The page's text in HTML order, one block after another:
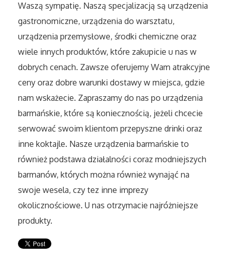
Odzież
Sport
Elektronika, RTV, AGD
Ogród, Rośliny
Chemia
Art. Spożywcze
Waszą sympatię. Naszą specjalizacją są urządzenia
gastronomiczne, urządzenia do warsztatu,
urządzenia przemysłowe, środki chemiczne oraz
wiele innych produktów, które zakupicie u nas w
dobrych cenach. Zawsze oferujemy Wam atrakcyjne
ceny oraz dobre warunki dostawy w miejsca, gdzie
nam wskażecie. Zapraszamy do nas po urządzenia
barmańskie, które są koniecznością, jeżeli chcecie
serwować swoim klientom przepyszne drinki oraz
inne koktajle. Nasze urządzenia barmańskie to
również podstawa działalności coraz modniejszych
barmanów, których można również wynająć na
swoje wesela, czy tez inne imprezy
okolicznościowe. U nas otrzymacie najróżniejsze
produkty.